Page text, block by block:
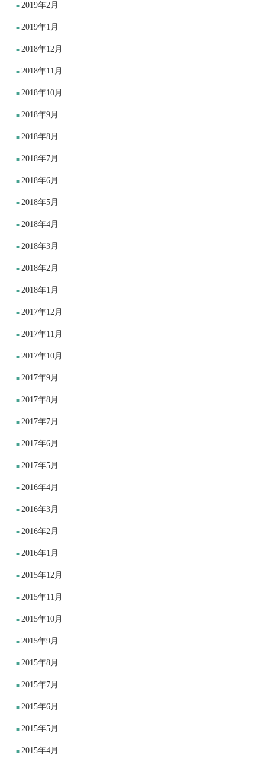
2019年2月
2019年1月
2018年12月
2018年11月
2018年10月
2018年9月
2018年8月
2018年7月
2018年6月
2018年5月
2018年4月
2018年3月
2018年2月
2018年1月
2017年12月
2017年11月
2017年10月
2017年9月
2017年8月
2017年7月
2017年6月
2017年5月
2016年4月
2016年3月
2016年2月
2016年1月
2015年12月
2015年11月
2015年10月
2015年9月
2015年8月
2015年7月
2015年6月
2015年5月
2015年4月